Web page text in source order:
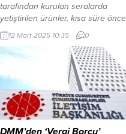
tarafından kurulan seralarda
yetiştirilen ürünler, kısa süre önce
hasat edilerek, bölge ekonomisine
katkı sağlamak için satışa sunuldu.
Çamoluk Belediye Başkanı Ergün
Bakırhan, projenin yerel üretimi
artırmak, çiftçilere destek olmak
ilçede tarımsal kalkınmayı teşvik
etmek amacıyla başlatıldığını
söyledi. Ergün Bakırhan “Bu doğal
ve taze ürünlerin ilçe...
12 Mart 2025 10:35 0
DMM’den ‘Vergi Borcu’